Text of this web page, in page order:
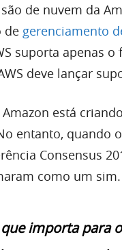
de nuvem da
de gerenciamento
suporta apenas
deve lançar
está
entanto, quando
Consensus
como um sim.
que importa para